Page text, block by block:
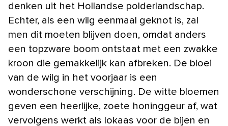
denken uit het Hollandse polderlandschap.
Echter, als een wilg eenmaal geknot is, zal
men dit moeten blijven doen, omdat anders
een topzware boom ontstaat met een zwakke
kroon die gemakkelijk kan afbreken. De bloei
van de wilg in het voorjaar is een
wonderschone verschijning. De witte bloemen
geven een heerlijke, zoete honinggeur af, wat
vervolgens werkt als lokaas voor de bijen en